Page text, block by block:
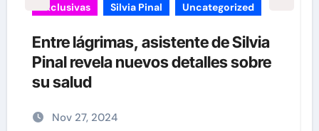
carolina Sandoval Exclusivas
¡EXCLUSIVA! Revelamos la verdad
detrás del divorcio de Carolina
Sandoval y Nick Hernández
Nov 26, 2024